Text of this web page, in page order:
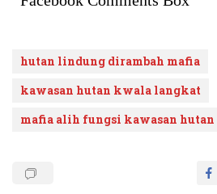
hutan lindung dirambah mafia
kawasan hutan kwala langkat
mafia alih fungsi kawasan hutan